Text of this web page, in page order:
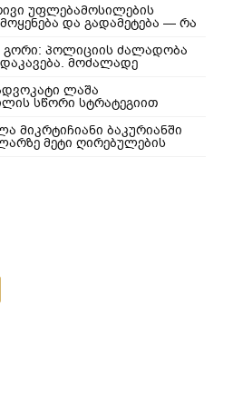
უფლებამოსილების
და გადამეტება — რა
და რა სასამართლო
ეკისრება პოლიციელებს
პოლიციის ძალადობა
მოძალადე
ყველანი დაუყოვნებლივ
უნდა იქნეს გაშვებული და
მიცემული! ​ყველამ უნდა
რეალურად! გორში,10-მა
სცემა მოქალაქე,
ლაშა
სწორი სტრატეგიით
დავები მოუგო
მიკრტიჩიანი ბაკურიანში
მეტი ღირებულების
თიბისი